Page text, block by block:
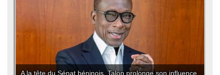
A la tête du Sénat béninois, Talon prolonge son influence